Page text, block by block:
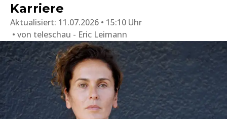
Karriere
Aktualisiert: 11.07.2026 • 15:10 Uhr
von teleschau - Eric Leimann